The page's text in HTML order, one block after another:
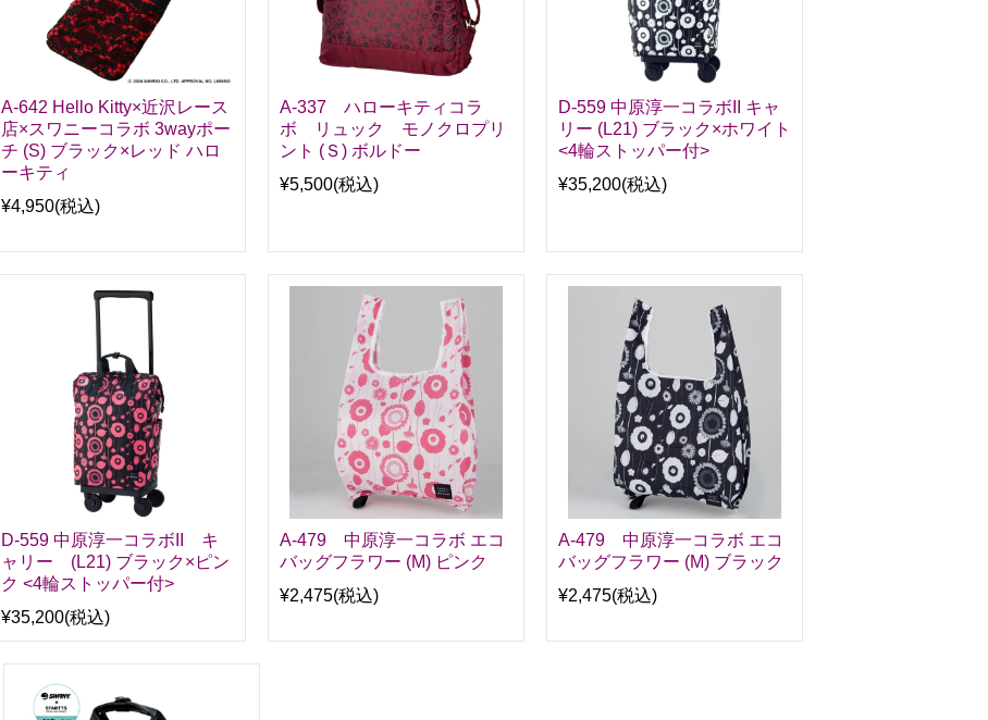
A-642 Hello Kitty×近沢レース
店×スワニーコラボ 3wayポー
チ (S) ブラック×レッド ハロ
ーキティ
¥4,950(税込)
A-337 ハローキティコラ
ボ リュック モノクロプリ
ント (Ｓ) ボルドー
¥5,500(税込)
D-559 中原淳一コラボII キャ
リー (L21) ブラック×ホワイト
<4輪ストッパー付>
¥35,200(税込)
D-559 中原淳一コラボII キ
ャリー (L21) ブラック×ピン
ク <4輪ストッパー付>
¥35,200(税込)
A-479 中原淳一コラボ エコ
バッグフラワー (M) ピンク
¥2,475(税込)
A-479 中原淳一コラボ エコ
バッグフラワー (M) ブラック
¥2,475(税込)